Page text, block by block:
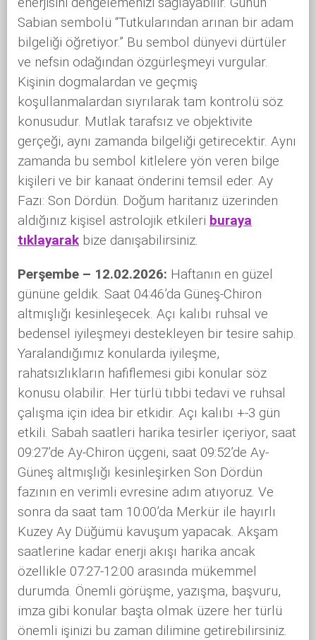
Sabian sembolü “Tutkularından arınan bir adam
bilgeliği öğretiyor.” Bu sembol dünyevi dürtüler
ve nefsin odağından özgürleşmeyi vurgular.
Kişinin dogmalardan ve geçmiş
koşullanmalardan sıyrılarak tam kontrolü söz
konusudur. Mutlak tarafsız ve objektivite
gerçeği, aynı zamanda bilgeliği getirecektir. Aynı
zamanda bu sembol kitlelere yön veren bilge
kişileri ve bir kanaat önderini temsil eder. Ay
Fazı: Son Dördün. Doğum haritanız üzerinden
aldığınız kişisel astrolojik etkileri buraya
tıklayarak bize danışabilirsiniz.
Perşembe – 12.02.2026: Haftanın en güzel
gününe geldik. Saat 04:46’da Güneş-Chiron
altmışlığı kesinleşecek. Açı kalıbı ruhsal ve
bedensel iyileşmeyi destekleyen bir tesire sahip.
Yaralandığımız konularda iyileşme,
rahatsızlıkların hafiflemesi gibi konular söz
konusu olabilir. Her türlü tıbbi tedavi ve ruhsal
çalışma için idea bir etkidir. Açı kalıbı +-3 gün
etkili. Sabah saatleri harika tesirler içeriyor, saat
09:27’de Ay-Chiron üçgeni, saat 09:52’de Ay-
Güneş altmışlığı kesinleşirken Son Dördün
fazının en verimli evresine adım atıyoruz. Ve
sonra da saat tam 10:00’da Merkür ile hayırlı
Kuzey Ay Düğümü kavuşum yapacak. Akşam
saatlerine kadar enerji akışı harika ancak
özellikle 07:27-12:00 arasında mükemmel
durumda. Önemli görüşme, yazışma, başvuru,
imza gibi konular başta olmak üzere her türlü
önemli işinizi bu zaman dilimine getirebilirsiniz.